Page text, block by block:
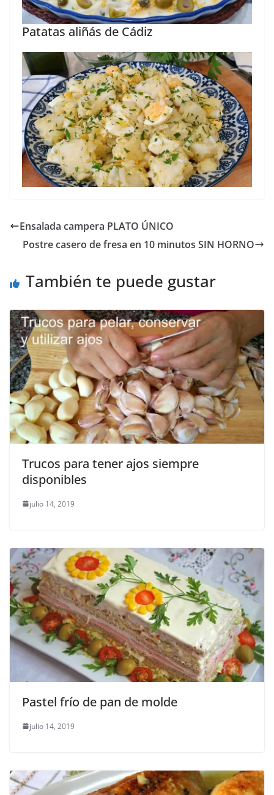
Patatas aliñás de Cádiz
Ensalada campera PLATO ÚNICO
Postre casero de fresa en 10 minutos SIN HORNO
También te puede gustar
Trucos para tener ajos siempre
disponibles
julio 14, 2019
Pastel frío de pan de molde
julio 14, 2019